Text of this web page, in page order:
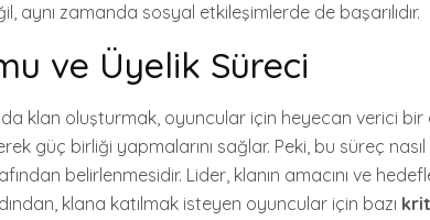
aynı zamanda sosyal etkileşimlerde de başarılıdır.
ve Üyelik Süreci
klan oluşturmak, oyuncular için heyecan verici bir
güç birliği yapmalarını sağlar. Peki, bu süreç nasıl
belirlenmesidir. Lider, klanın amacını ve
klana katılmak isteyen oyuncular için bazı